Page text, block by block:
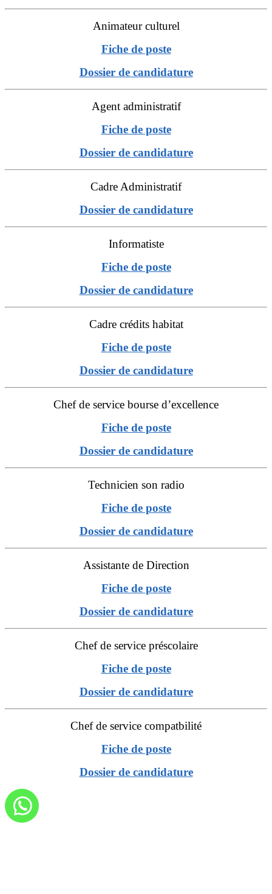
Animateur culturel
Fiche de poste
Dossier de candidature
Agent administratif
Fiche de poste
Dossier de candidature
Cadre Administratif
Dossier de candidature
Informatiste
Fiche de poste
Dossier de candidature
Cadre crédits habitat
Fiche de poste
Dossier de candidature
Chef de service bourse d’excellence
Fiche de poste
Dossier de candidature
Technicien son radio
Fiche de poste
Dossier de candidature
Assistante de Direction
Fiche de poste
Dossier de candidature
Chef de service préscolaire
Fiche de poste
Dossier de candidature
Chef de service compatbilité
Fiche de poste
Dossier de candidature